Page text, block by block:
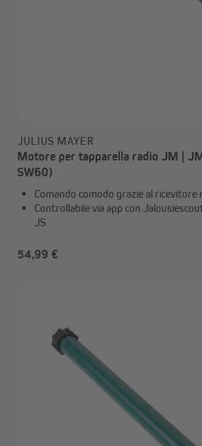
JULIUS MAYER
Motore per tapparella radio JM |
SW60)
Comando comodo grazie al
Controllabile via app con
JS
54,99 €